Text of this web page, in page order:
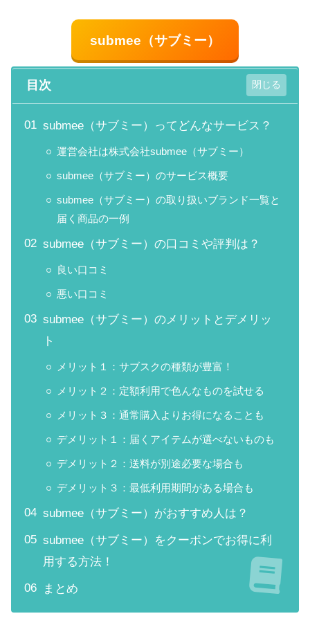
submee（サブミー）
目次
submee（サブミー）ってどんなサービス？
運営会社は株式会社submee（サブミー）
submee（サブミー）のサービス概要
submee（サブミー）の取り扱いブランド一覧と
届く商品の一例
submee（サブミー）の口コミや評判は？
良い口コミ
悪い口コミ
submee（サブミー）のメリットとデメリッ
ト
メリット１：サブスクの種類が豊富！
メリット２：定額利用で色んなものを試せる
メリット３：通常購入よりお得になることも
デメリット１：届くアイテムが選べないものも
デメリット２：送料が別途必要な場合も
デメリット３：最低利用期間がある場合も
submee（サブミー）がおすすめ人は？
submee（サブミー）をクーポンでお得に利
用する方法！
まとめ